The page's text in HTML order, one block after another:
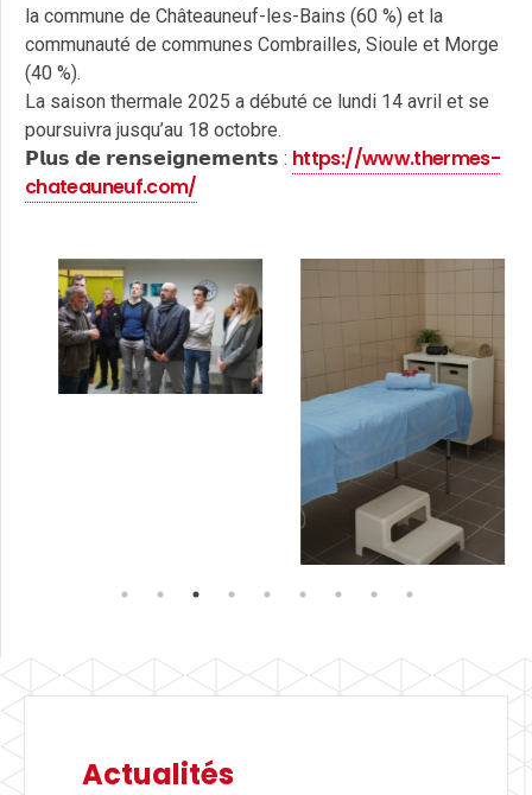
la commune de Châteauneuf-les-Bains (60 %) et la
communauté de communes Combrailles, Sioule et Morge
(40 %).
La saison thermale 2025 a débuté ce lundi 14 avril et se
poursuivra jusqu’au 18 octobre.
𝗣𝗹𝘂𝘀 𝗱𝗲 𝗿𝗲𝗻𝘀𝗲𝗶𝗴𝗻𝗲𝗺𝗲𝗻𝘁𝘀 : https://www.thermes-
chateauneuf.com/
Actualités